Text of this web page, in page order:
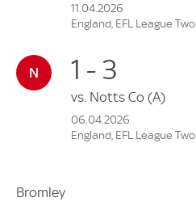
11.04.2026
England, EFL League Two
1 - 3
vs. Notts Co (A)
06.04.2026
England, EFL League Two
Bromley